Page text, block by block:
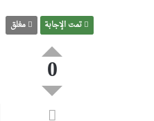
تمت الإجابة مغلق
0